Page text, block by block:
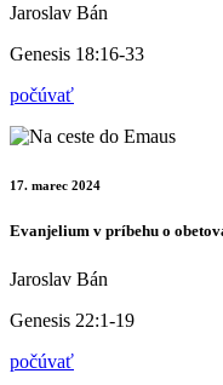
Jaroslav Bán
Genesis 18:16-33
počúvať
17. marec 2024
Evanjelium v príbehu o
Jaroslav Bán
Genesis 22:1-19
počúvať